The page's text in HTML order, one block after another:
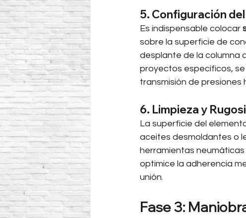
5. Configuración
Es indispensable colocar
sobre la superficie de
desplante de la columna
proyectos específicos, se
transmisión de presiones
6. Limpieza y
La superficie del
aceites desmoldantes o
herramientas
optimice la adherencia
unión.
Fase 3: